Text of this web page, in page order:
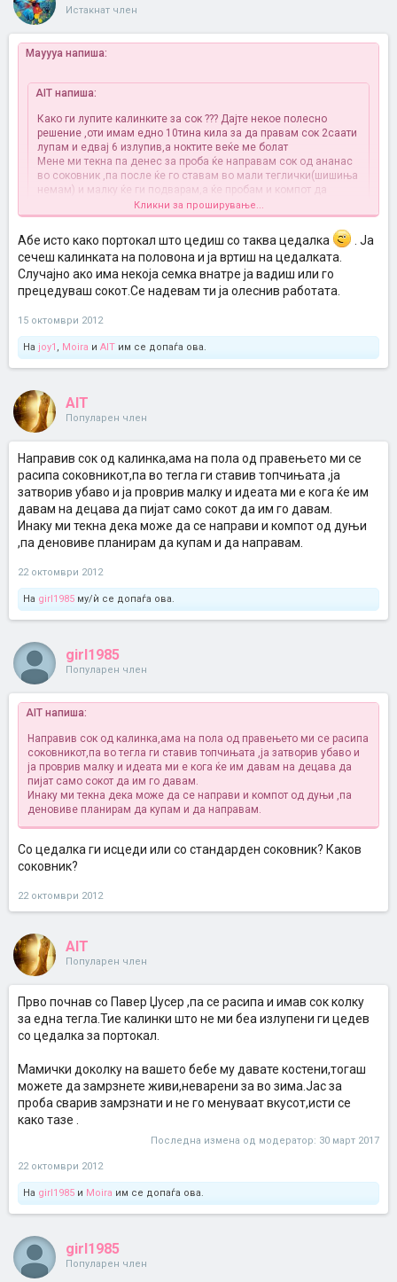
Истакнат член
Mayyya напиша:
AIT напиша:
Како ги лупите калинките за сок ??? Дајте некое полесно
решение ,оти имам едно 10тина кила за да правам сок 2саати
лупам и едвај 6 излупив,а ноктите веќе ме болат
Мене ми текна па денес за проба ќе направам сок од ананас
во соковник ,па после ќе го ставам во мали теглички(шишиња
немам) и малку ќе ги подварам,а ќе пробам и компот да
Оф леле, пишав и погоре, тешко е да се добие сок од калинка.
Ми текнува дедо ми гмечеше цели калинки со се кората, и потоа
сокот се прецедуваше два-три пати. Ама за мало дете поубаво е
од чисти зрна.
Имам гледано на you tube туторијали како да се чисти калинка,
eat a pomegranate
помогнат.
И не се замарај многу да останат само зрната, и ако остане нешто
од тоа белото што е меѓу зрната ништо страшно.
Кликни за проширување...
Абе исто како портокал што цедиш со таква цедалка
. Ја
сечеш калинката на половона и ја вртиш на цедалката.
Случајно ако има некоја семка внатре ја вадиш или го
прецедуваш сокот.Се надевам ти ја олеснив работата.
15 октомври 2012
На joy1 , Moira и AIT им се допаѓа ова.
AIT
Популарен член
Направив сок од калинка,ама на пола од правењето ми се
расипа соковникот,па во тегла ги ставив топчињата ,ја
затворив убаво и ја проврив малку и идеата ми е кога ќе им
давам на децава да пијат само сокот да им го давам.
Инаку ми текна дека може да се направи и компот од дуњи
,па деновиве планирам да купам и да направам.
22 октомври 2012
На girl1985 му/ѝ се допаѓа ова.
girl1985
Популарен член
AIT напиша:
Направив сок од калинка,ама на пола од правењето ми се расипа
соковникот,па во тегла ги ставив топчињата ,ја затворив убаво и
ја проврив малку и идеата ми е кога ќе им давам на децава да
пијат само сокот да им го давам.
Инаку ми текна дека може да се направи и компот од дуњи ,па
деновиве планирам да купам и да направам.
Со цедалка ги исцеди или со стандарден соковник? Каков
соковник?
22 октомври 2012
AIT
Популарен член
Прво почнав со Павер Џусер ,па се расипа и имав сок колку
за една тегла.Тие калинки што не ми беа излупени ги цедев
со цедалка за портокал.
Мамички доколку на вашето бебе му давате костени,тогаш
можете да замрзнете живи,неварени за во зима.Јас за
проба сварив замрзнати и не го менуваат вкусот,исти се
како тазе .
Последна измена од модератор: 30 март 2017
22 октомври 2012
На girl1985 и Moira им се допаѓа ова.
girl1985
Популарен член